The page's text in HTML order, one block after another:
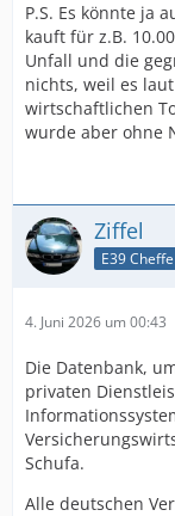
P.S. Es könnte ja
kauft für z.B.
Unfall und die
nichts, weil es
wirtschaftlichen
wurde aber ohne
Ziffel
E39 Cheffe
4. Juni 2026 um 00:43
Die Datenbank,
privaten
Schufa.
Alle deutschen